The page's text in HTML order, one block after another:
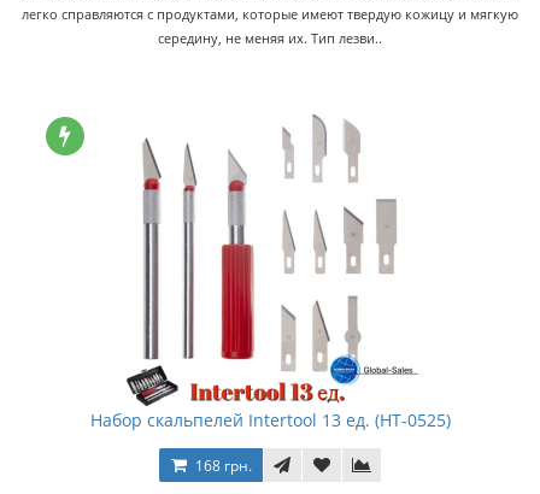
легко справляются с продуктами, которые имеют твердую кожицу и мягкую
середину, не меняя их. Тип лезви..
Набор скальпелей Intertool 13 ед. (HT-0525)
168 грн.